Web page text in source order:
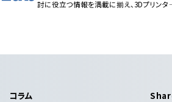
討に役立つ情報を満載に揃え、3Dプリン
コラム